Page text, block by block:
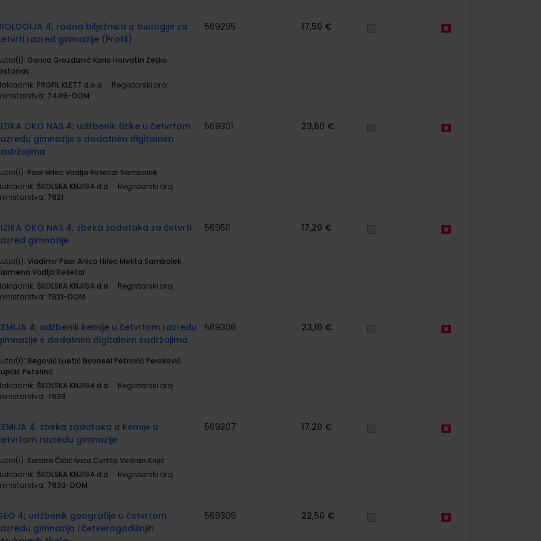
4; radna bilježnica iz biologije za
razred gimnazije (Profil)
Gorica Grozdanić Karlo Horvatin Željko
PROFIL KLETT d.o.o.
Registarski broj
7449-DOM
569295 17,50 €
OKO NAS 4; udžbenik fizike u četvrtom
gimnazije s dodatnim digitalnim
Paar Hrlec Vadlja Rešetar Sambolek
ŠKOLSKA KNJIGA d.d.
Registarski broj
7621
569301 23,60 €
OKO NAS 4; zbirka zadataka za četvrti
gimnazije
Vladimir Paar Anica Hrlec Melita Sambolek
Vadlja Rešetar
ŠKOLSKA KNJIGA d.d.
Registarski broj
7621-DOM
569511 17,20 €
4; udžbenik kemije u četvrtom razredu
s dodatnim digitalnim sadržajima
Begović Luetić Novosel Petrović Peroković
Petelinc
ŠKOLSKA KNJIGA d.d.
Registarski broj
7639
569306 23,10 €
4; zbirka zadataka iz kemije u
razredu gimnazije
Sandra Čičić Ivica Cvrtila Vedran Kojić
ŠKOLSKA KNJIGA d.d.
Registarski broj
7639-DOM
569307 17,20 €
4; udžbenik geografije u četvrtom
gimnazija i četverogodišnjih
569309 22,50 €